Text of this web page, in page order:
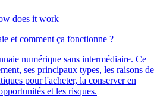
et comment ça fonctionne ?
numérique sans intermédiaire. Ce
ses principaux types, les raisons de
pour l'acheter, la conserver en
et les risques.